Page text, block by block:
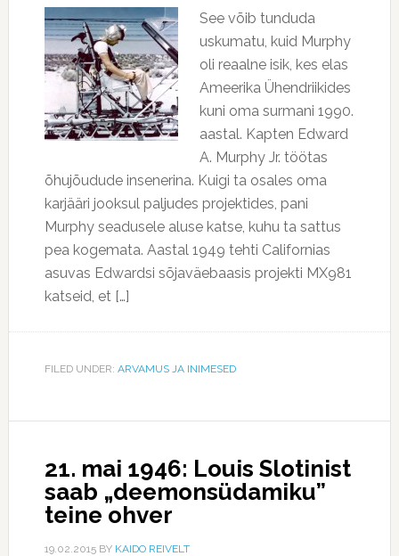
See võib tunduda
uskumatu, kuid Murphy
oli reaalne isik, kes elas
Ameerika Ühendriikides
kuni oma surmani 1990.
aastal. Kapten Edward
A. Murphy Jr. töötas
õhujõudude insenerina. Kuigi ta osales oma
karjääri jooksul paljudes projektides, pani
Murphy seadusele aluse katse, kuhu ta sattus
pea kogemata. Aastal 1949 tehti Californias
asuvas Edwardsi sõjaväebaasis projekti MX981
katseid, et […]
FILED UNDER: ARVAMUS JA INIMESED
21. mai 1946: Louis Slotinist
saab „deemonsüdamiku”
teine ohver
19.02.2015BY KAIDO REIVELT